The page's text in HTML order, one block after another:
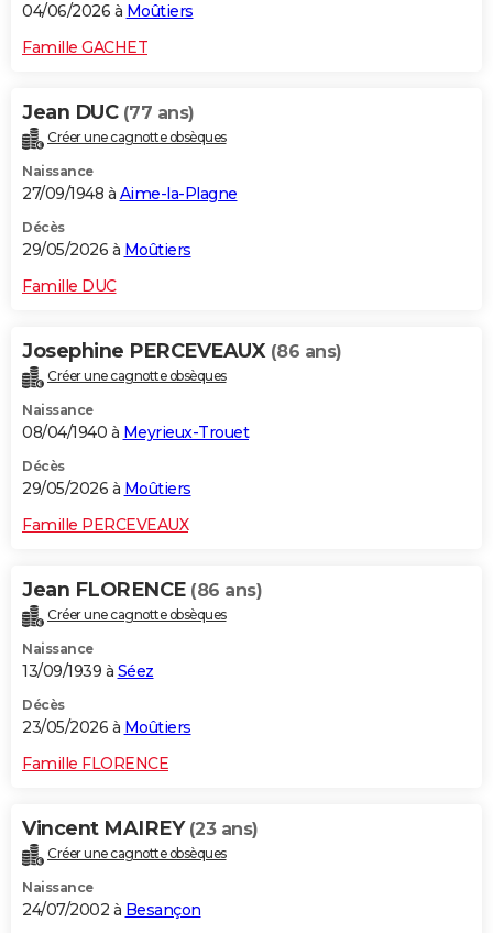
04/06/2026 à Moûtiers
Famille GACHET
Jean DUC (77 ans)
Créer une cagnotte obsèques
Naissance
27/09/1948 à Aime-la-Plagne
Décès
29/05/2026 à Moûtiers
Famille DUC
Josephine PERCEVEAUX (86 ans)
Créer une cagnotte obsèques
Naissance
08/04/1940 à Meyrieux-Trouet
Décès
29/05/2026 à Moûtiers
Famille PERCEVEAUX
Jean FLORENCE (86 ans)
Créer une cagnotte obsèques
Naissance
13/09/1939 à Séez
Décès
23/05/2026 à Moûtiers
Famille FLORENCE
Vincent MAIREY (23 ans)
Créer une cagnotte obsèques
Naissance
24/07/2002 à Besançon